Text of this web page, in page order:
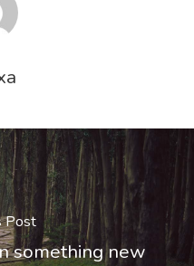
Post
something new